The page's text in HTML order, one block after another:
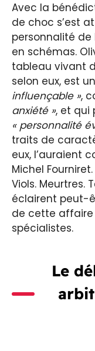
Avec la
de choc s’est
personnalité de
en schémas.
tableau vivant
selon eux, est un
influençable »,
anxiété », et qui
« personnalité
traits de
eux, l’auraient
Michel
Viols. Meurtres.
éclairent peut-
de cette
spécialistes.
Le